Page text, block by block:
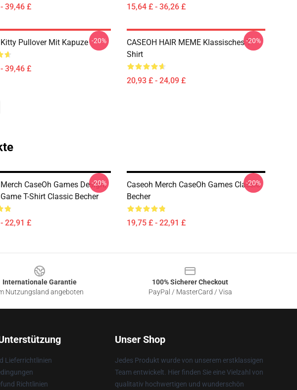
39,46 £ 15,64 £ - 36,26 £
Pullover Mit Kapuze
39,46 £
-20%
CASEOH HAIR MEME Klassisches T-
Shirt
20,93 £ - 24,09 £
-20%
CaseOh Games Design,
T-Shirt Classic Becher
22,91 £
-20%
Caseoh Merch CaseOh Games Classic
Becher
19,75 £ - 22,91 £
-20%
Internationale Garantie
Nutzungsland angeboten
100% Sicherer Checkout
PayPal / MasterCard / Visa
Lieferrichtlinien
Richtlinien
Unser Shop
Jedes Produkt wurde von unserem erstklassigen
Team entwickelt. Hier finden Sie eine Vielzahl von
qualitativ hochwertigen und wunderschön